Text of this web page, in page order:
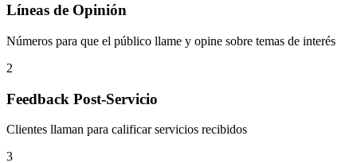
Líneas de Opinión
Números para que el público llame y opine sobre temas de interés
2
Feedback Post-Servicio
Clientes llaman para calificar servicios recibidos
3